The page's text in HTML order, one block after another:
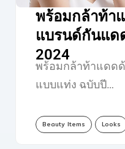
พร้อมกล้าท้า
แบรนด์กันแด
2024
พร้อมกล้าท้าแดด
แบบแท่ง ฉบับปี…
Beauty Items Looks